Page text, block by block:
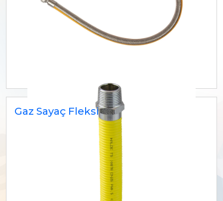
Gaz Sayaç Fleksi